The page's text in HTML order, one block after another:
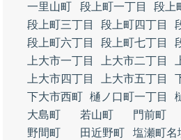
一里山町
段上町一丁目
段上
段上町三丁目
段上町四丁目
段上町六丁目
段上町七丁目
上大市一丁目
上大市二丁目
上大市四丁目
上大市五丁目
下大市西町 樋ノ口町一丁目
大島町
若山町 門前町
野間町
田近野町 塩瀬町名